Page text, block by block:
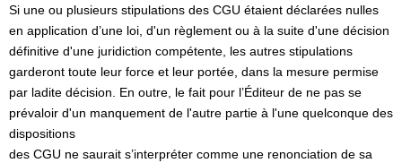
Si une ou plusieurs stipulations des CGU étaient déclarées nulles
en application d’une loi, d'un règlement ou à la suite d'une décision
définitive d'une juridiction compétente, les autres stipulations
garderont toute leur force et leur portée, dans la mesure permise
par ladite décision. En outre, le fait pour l’Éditeur de ne pas se
prévaloir d'un manquement de l'autre partie à l'une quelconque des
dispositions
des CGU ne saurait s’interpréter comme une renonciation de sa